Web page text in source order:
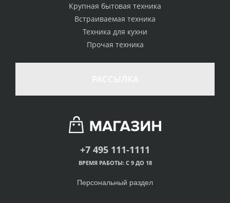
Крупная бытовая техника
Встраиваемая техника
Техника для кухни
Прочая техника
+7 495 111-1111
ВРЕМЯ РАБОТЫ: С 9 ДО 18
Персональный раздел